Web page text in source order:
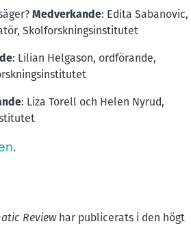
Medverkande: Edita Sabanovic,
Skolforskningsinstitutet
: Lilian Helgason, ordförande,
: Liza Torell och Helen Nyrud,
.
Reviewhar publicerats i den högt